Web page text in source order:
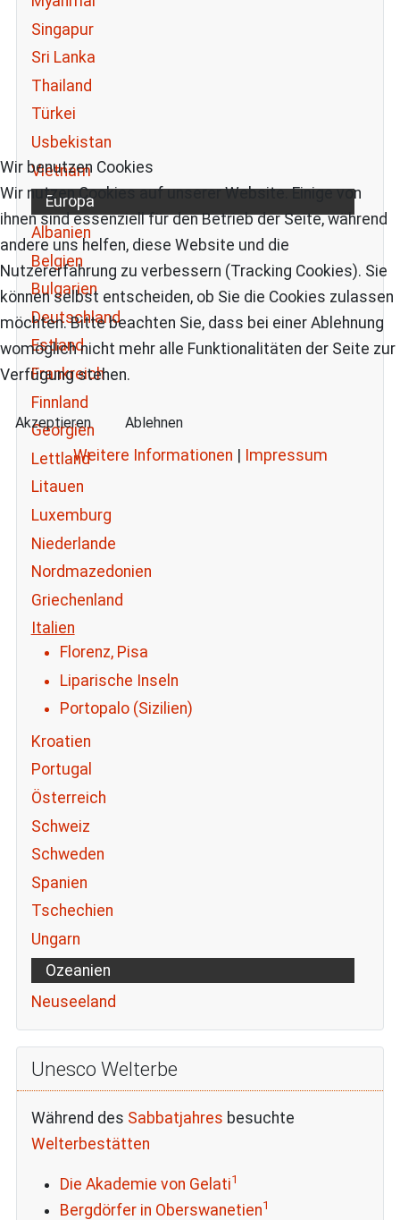
Singapur
Sri Lanka
Thailand
Türkei
Usbekistan
Vietnam
Europa
Albanien
Belgien
Bulgarien
Deutschland
Estland
Frankreich
Finnland
Georgien
Lettland
Litauen
Luxemburg
Niederlande
Nordmazedonien
Griechenland
Italien
Florenz, Pisa
Liparische Inseln
Portopalo (Sizilien)
Kroatien
Portugal
Österreich
Schweiz
Schweden
Spanien
Tschechien
Ungarn
Ozeanien
Neuseeland
Unesco Welterbe
Während des Sabbatjahres besuchte
Welterbestätten
Die Akademie von Gelati1
Bergdörfer in Oberswanetien1
Wir benutzen Cookies
Wir nutzen Cookies auf unserer Website. Einige von
ihnen sind essenziell für den Betrieb der Seite, während
andere uns helfen, diese Website und die
Nutzererfahrung zu verbessern (Tracking Cookies). Sie
können selbst entscheiden, ob Sie die Cookies zulassen
möchten. Bitte beachten Sie, dass bei einer Ablehnung
womöglich nicht mehr alle Funktionalitäten der Seite zur
Verfügung stehen.
Akzeptieren Ablehnen
Weitere Informationen Impressum